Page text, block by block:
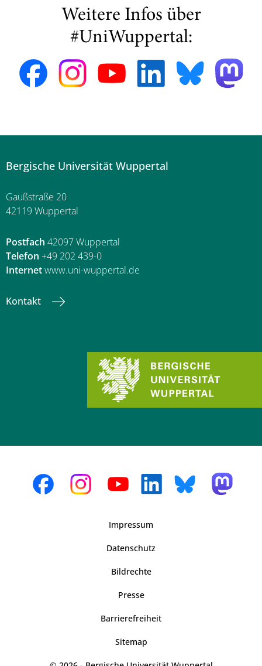
Weitere Infos über
#UniWuppertal:
Bergische Universität Wuppertal
Gaußstraße 20
42119 Wuppertal
Postfach 42097 Wuppertal
Telefon +49 202 439-0
Internetwww.uni-wuppertal.de
Kontakt
Impressum
Datenschutz
Bildrechte
Presse
Barrierefreiheit
Sitemap